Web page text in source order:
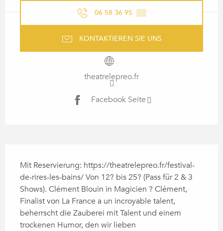
06 58 36 95 ▒▒
KONTAKTIEREN SIE UNS
theatrelepreo.fr
Facebook Seite
Mit Reservierung: https://theatrelepreo.fr/festival-
de-rires-les-bains/ Von 12? bis 25? (Pass für 2 & 3
Shows). Clément Blouin in Magicien ? Clément,
Finalist von La France a un incroyable talent,
beherrscht die Zauberei mit Talent und einem
trockenen Humor, den wir lieben